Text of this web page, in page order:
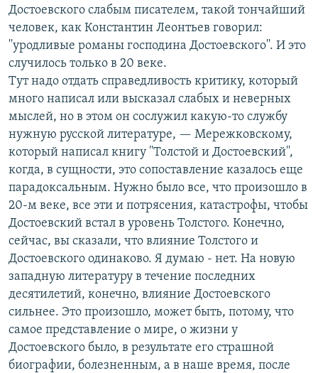
Достоевского слабым писателем, такой тончайший
человек, как Константин Леонтьев говорил:
''уродливые романы господина Достоевского''. И это
случилось только в 20 веке.
Тут надо отдать справедливость критику, который
много написал или высказал слабых и неверных
мыслей, но в этом он сослужил какую-то службу
нужную русской литературе, — Мережковскому,
который написал книгу ''Толстой и Достоевский'',
когда, в сущности, это сопоставление казалось еще
парадоксальным. Нужно было все, что произошло в
20-м веке, все эти и потрясения, катастрофы, чтобы
Достоевский встал в уровень Толстого. Конечно,
сейчас, вы сказали, что влияние Толстого и
Достоевского одинаково. Я думаю - нет. На новую
западную литературу в течение последних
десятилетий, конечно, влияние Достоевского
сильнее. Это произошло, может быть, потому, что
самое представление о мире, о жизни у
Достоевского было, в результате его страшной
биографии, болезненным, а в наше время, после